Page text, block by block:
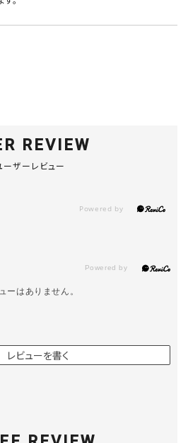
REVIEW
ーザーレビュー
ーはありません。
レビューを書く